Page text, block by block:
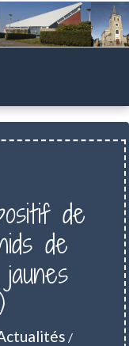
de
de
/